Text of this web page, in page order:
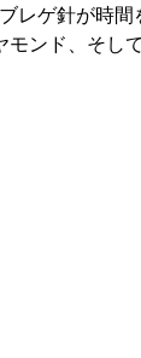
レゲ針が時
ンド、そし